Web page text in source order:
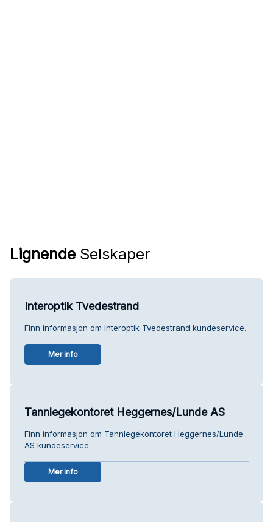
Lignende Selskaper
Interoptik Tvedestrand
Finn informasjon om Interoptik Tvedestrand kundeservice.
Mer info
Tannlegekontoret Heggernes/Lunde AS
Finn informasjon om Tannlegekontoret Heggernes/Lunde
AS kundeservice.
Mer info